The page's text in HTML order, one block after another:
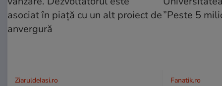
ZiaruldeIasi.ro Fanatik.ro